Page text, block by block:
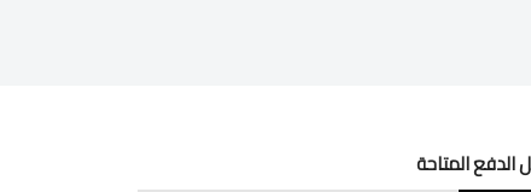
الدفع المتاحة